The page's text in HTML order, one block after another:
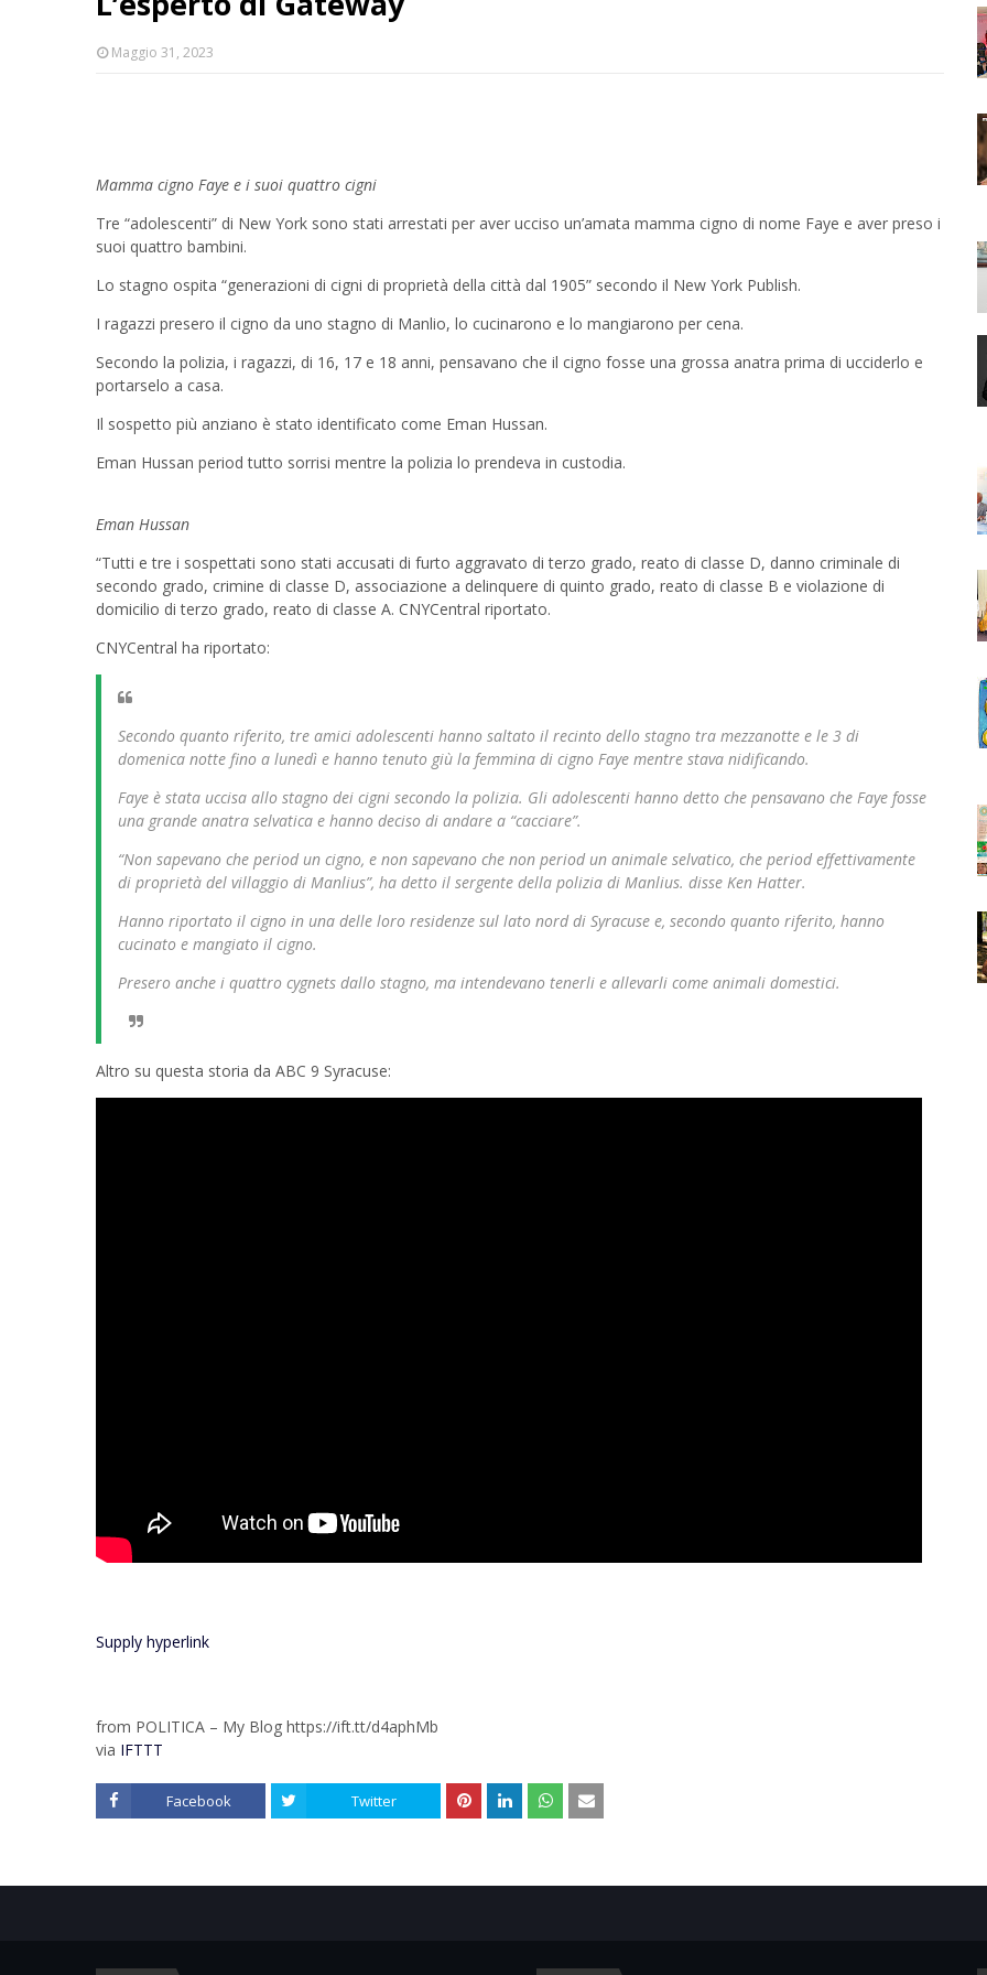
Maggio 31, 2023
Mamma cigno Faye e i suoi quattro cigni
Tre “adolescenti” di New York sono stati arrestati per aver ucciso un’amata mamma cigno di nome Faye e aver preso i
suoi quattro bambini.
Lo stagno ospita “generazioni di cigni di proprietà della città dal 1905” secondo il New York Publish.
I ragazzi presero il cigno da uno stagno di Manlio, lo cucinarono e lo mangiarono per cena.
Secondo la polizia, i ragazzi, di 16, 17 e 18 anni, pensavano che il cigno fosse una grossa anatra prima di ucciderlo e
portarselo a casa.
Il sospetto più anziano è stato identificato come Eman Hussan.
Eman Hussan period tutto sorrisi mentre la polizia lo prendeva in custodia.
Eman Hussan
“Tutti e tre i sospettati sono stati accusati di furto aggravato di terzo grado, reato di classe D, danno criminale di
secondo grado, crimine di classe D, associazione a delinquere di quinto grado, reato di classe B e violazione di
domicilio di terzo grado, reato di classe A. CNYCentral riportato.
CNYCentral ha riportato:
Secondo quanto riferito, tre amici adolescenti hanno saltato il recinto dello stagno tra mezzanotte e le 3 di
domenica notte fino a lunedì e hanno tenuto giù la femmina di cigno Faye mentre stava nidificando.
Faye è stata uccisa allo stagno dei cigni secondo la polizia. Gli adolescenti hanno detto che pensavano che Faye fosse
una grande anatra selvatica e hanno deciso di andare a “cacciare”.
“Non sapevano che period un cigno, e non sapevano che non period un animale selvatico, che period effettivamente
di proprietà del villaggio di Manlius”, ha detto il sergente della polizia di Manlius. disse Ken Hatter.
Hanno riportato il cigno in una delle loro residenze sul lato nord di Syracuse e, secondo quanto riferito, hanno
cucinato e mangiato il cigno.
Presero anche i quattro cygnets dallo stagno, ma intendevano tenerli e allevarli come animali domestici.
Altro su questa storia da ABC 9 Syracuse:
Supply hyperlink
from POLITICA – My Blog https://ift.tt/d4aphMb
via IFTTT
Facebook Twitter